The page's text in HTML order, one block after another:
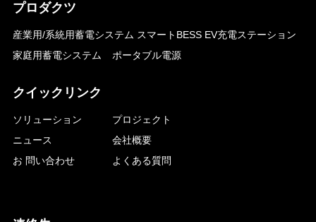
プロダクツ
産業用/系統用蓄電システム スマートBESS EV充電ステーション
家庭用蓄電システム
ポータブル電源
クイックリンク
ソリューション
プロジェクト
ニュース
会社概要
お 問い合わせ
よくある質問